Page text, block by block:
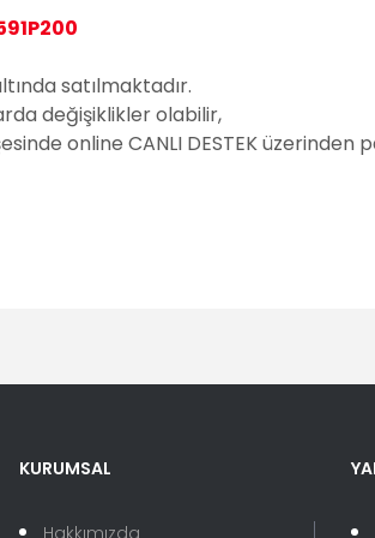
satılmaktadır.
değişiklikler olabilir,
online CANLI DESTEK
KURUMSAL
Hakkımızda